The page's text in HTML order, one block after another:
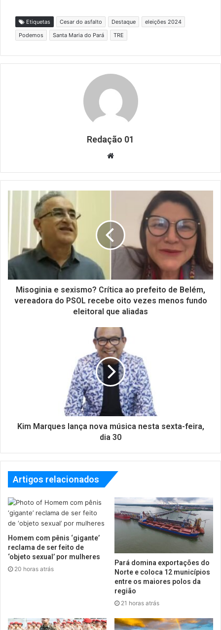
Etiquetas Cesar do asfalto Destaque
eleições 2024
Podemos
Santa Maria do Pará TRE
Redação 01
Website
Misoginia e sexismo? Crítica ao prefeito de Belém,
vereadora do PSOL recebe oito vezes menos fundo
eleitoral que aliadas
Kim Marques lança nova música nesta sexta-feira,
dia 30
Artigos relacionados
Homem com pênis ‘gigante’
reclama de ser feito de
‘objeto sexual’ por mulheres
20 horas atrás
Pará domina exportações do
Norte e coloca 12 municípios
entre os maiores polos da
região
21 horas atrás